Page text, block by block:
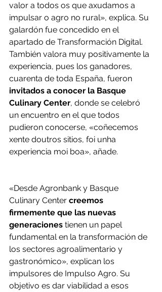
valor a todos os que axudamos a
impulsar o agro no rural», explica. Su
galardón fue concedido en el
apartado de Transformación Digital.
También valora muy positivamente la
experiencia, pues los ganadores,
cuarenta de toda España, fueron
invitados a conocer la Basque
Culinary Center, donde se celebró
un encuentro en el que todos
pudieron conocerse, «coñecemos
xente doutros sitios, foi unha
experiencia moi boa», añade.
«Desde Agronbank y Basque
Culinary Center creemos
firmemente que las nuevas
generaciones tienen un papel
fundamental en la transformación de
los sectores agroalimentario y
gastronómico», explican los
impulsores de Impulso Agro. Su
objetivo es dar viabilidad a esos